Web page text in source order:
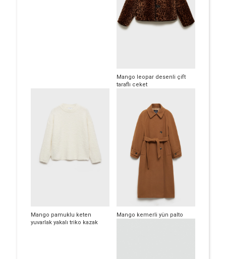
Mango leopar desenli çift
taraflı ceket
Mango pamuklu keten
yuvarlak yakalı triko kazak
Mango kemerli yün palto